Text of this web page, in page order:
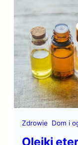
rzadko
Saszetki
pozwalają
naszą
Zdrowie Dom i
Olejki